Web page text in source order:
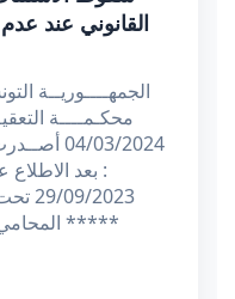
القانوني عند
الجمهــــوريــة
04/03/
: بعد
*****